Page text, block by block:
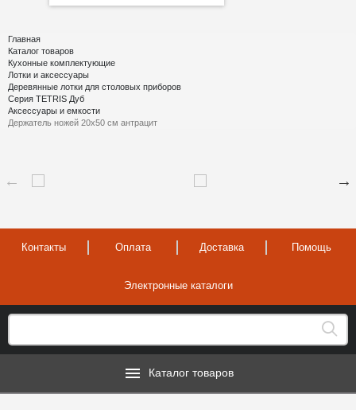
Главная
Каталог товаров
Кухонные комплектующие
Лотки и аксессуары
Деревянные лотки для столовых приборов
Серия TETRIS Дуб
Аксессуары и емкости
Держатель ножей 20х50 см антрацит
Контакты Оплата Доставка Помощь
Электронные каталоги
Каталог товаров